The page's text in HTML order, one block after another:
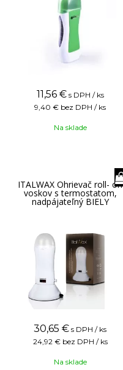
11,56 € s DPH / ks
9,40 € bez DPH / ks
Na sklade
ITALWAX Ohrievač roll- on
voskov s termostatom,
nadpájateľný BIELY
30,65 € s DPH / ks
24,92 € bez DPH / ks
Na sklade